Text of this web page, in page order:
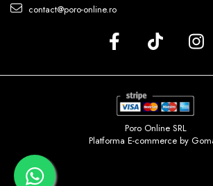
contact@poro-online.ro
Poro Online SRL
Platforma E-commerce by